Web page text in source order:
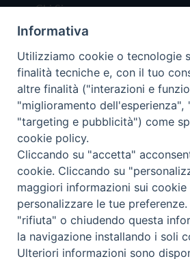
Chi Siamo
Redazione
Scrivici
Copyright © 2019 - Tutti i
Trentina Editrice
Privacy Policy
Informativa
Utilizziamo cookie o tecnologie
finalità tecniche e, con il tuo
altre finalità ("interazioni e
"miglioramento dell'esperienza",
"targeting e pubblicità") come
cookie policy.
Cliccando su "accetta"
cookie. Cliccando su
maggiori informazioni sui
personalizzare le tue
"rifiuta" o chiudendo questa
la navigazione installando i soli
Ulteriori informazioni sono